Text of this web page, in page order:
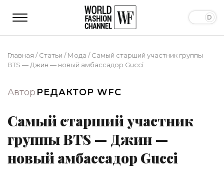
Главная /Статьи /Мода /Самый старший участник группы
BTS — Джин — новый амбассадор Gucci
Автор РЕДАКТОР WFC
Самый старший участник
группы BTS — Джин —
новый амбассадор Gucci